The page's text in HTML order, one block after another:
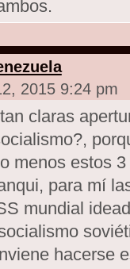
2015 9:24 pm
claras
menos estos
para mí
mundial
hacerse